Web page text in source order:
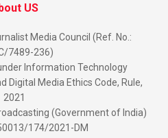
US
Media Council (Ref. No.:
7489-236)
Information Technology
Digital Media Ethics Code, Rule,
2021
(Government of India)
174/2021-DM